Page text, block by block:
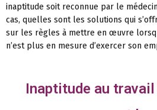
inaptitude soit reconnue par le
cas, quelles sont les solutions qui
sur les règles à mettre en œuvre
n’est plus en mesure d’exercer son
Inaptitude au travail